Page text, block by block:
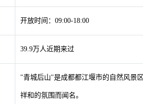
开放时间：09:00-18:00
39.9万人近期来过
"青城后山"是成都都江堰市的自然风景
祥和的氛围而闻名。